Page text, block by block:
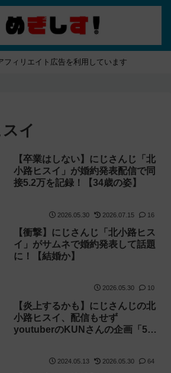
フィリエイト広告を利用しています
イ
【卒業はしない】にじさんじ「北
小路ヒスイ」が婚約発表配信で同
接5.2万を記録！【34歳の姿】
2026.05.30 2026.07.15 16
【衝撃】にじさんじ「北小路ヒス
イ」がサムネで婚約発表して話題
に！【結婚か】
2026.05.30 10
【炎上するかも】にじさんじの北
小路ヒスイ、配信もせず
youtuberのKUNさんの企画「50
2024.05.13 2026.05.30 64